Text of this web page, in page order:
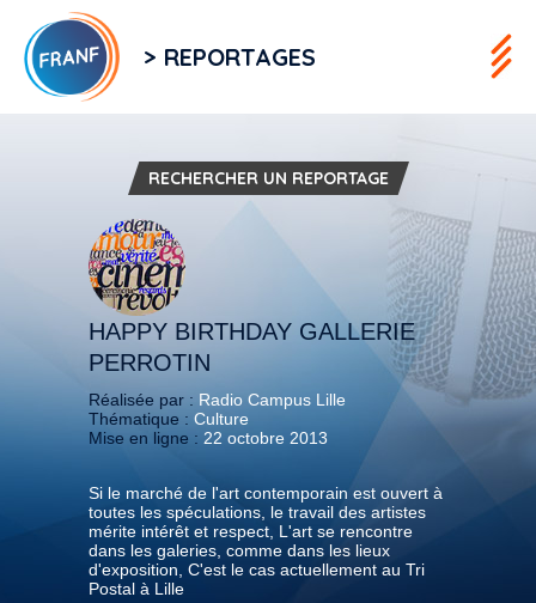
> REPORTAGES
RECHERCHER UN REPORTAGE
HAPPY BIRTHDAY GALLERIE
PERROTIN
Réalisée par : Radio Campus Lille
Thématique : Culture
Mise en ligne : 22 octobre 2013
Si le marché de l'art contemporain est ouvert à
toutes les spéculations, le travail des artistes
mérite intérêt et respect, L'art se rencontre
dans les galeries, comme dans les lieux
d'exposition, C'est le cas actuellement au Tri
Postal à Lille